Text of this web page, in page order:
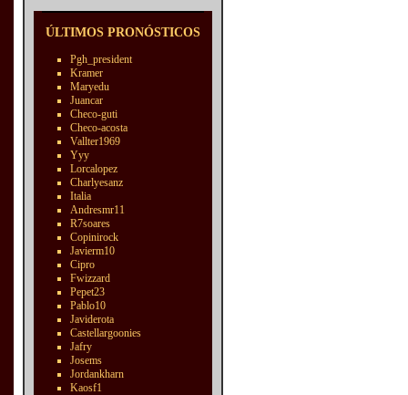
ÚLTIMOS PRONÓSTICOS
Pgh_president
Kramer
Maryedu
Juancar
Checo-guti
Checo-acosta
Vallter1969
Yyy
Lorcalopez
Charlyesanz
Italia
Andresmr11
R7soares
Copinirock
Javierm10
Cipro
Fwizzard
Pepet23
Pablo10
Javiderota
Castellargoonies
Jafry
Josems
Jordankharn
Kaosf1